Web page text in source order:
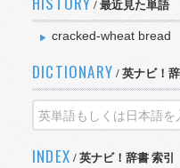
/ 最近見た単語
cracked-wheat bread
DICTIONARY / 英ナビ！
INDEX / 英ナビ！辞書 索引